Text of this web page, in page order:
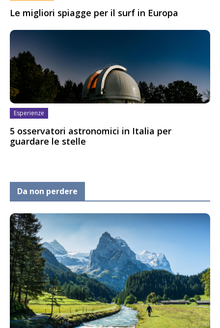
Le migliori spiagge per il surf in Europa
Esperienze
5 osservatori astronomici in Italia per
guardare le stelle
Da non perdere